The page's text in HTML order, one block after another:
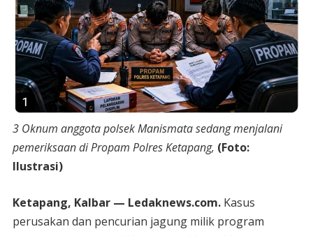
3 Oknum anggota polsek Manismata sedang menjalani
pemeriksaan di Propam Polres Ketapang, (Foto:
Ilustrasi)
Ketapang, Kalbar — Ledaknews.com.Kasus
perusakan dan pencurian jagung milik program